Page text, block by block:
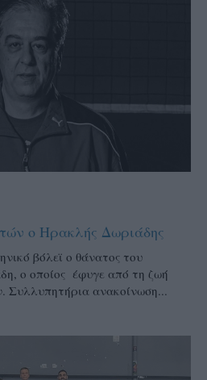
ο Ηρακλής Δωριάδης
βόλεϊ ο θάνατος του
ο οποίος έφυγε από τη ζωή
Συλλυπητήρια ανακοίνωση...